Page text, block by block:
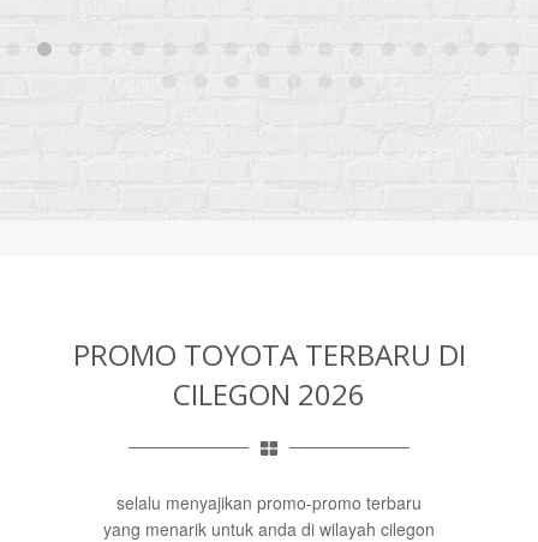
PROMO TOYOTA TERBARU DI
CILEGON 2026
selalu menyajikan promo-promo terbaru
yang menarik untuk anda di wilayah cilegon